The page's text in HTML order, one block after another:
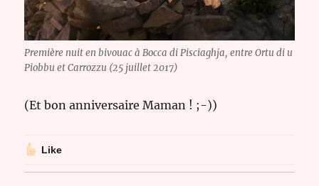
Première nuit en bivouac à Bocca di Pisciaghja, entre Ortu di u
Piobbu et Carrozzu (25 juillet 2017)
(Et bon anniversaire Maman ! ;-))
Like